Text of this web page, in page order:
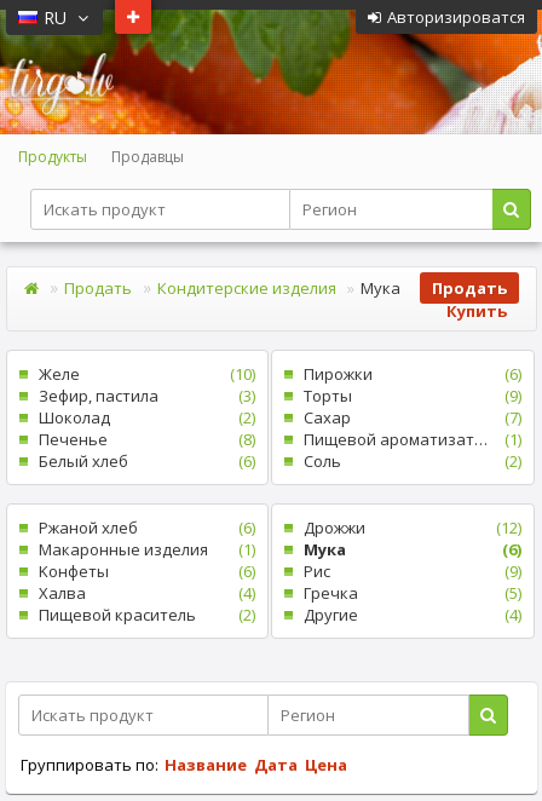
Авторизироватся
RU
Продукты Продавцы
Продать Кондитерские изделия Mука
Продать
Купить
Желе
(10)
Зефир, пастила
(3)
Шоколад
(2)
Печенье
(8)
Белый xлеб
(6)
Пирожки
(6)
Tорты
(9)
Cахар
(7)
Пищевой ароматизатор
(1)
Cоль
(2)
Pжаной хлеб
(6)
Mакаронные изделия
(1)
Kонфеты
(6)
Xалва
(4)
Пищевой краситель
(2)
Дрожжи
(12)
Mука
(6)
Рис
(9)
Гречка
(5)
Другие
(4)
Группировать по: Название Дата Цена